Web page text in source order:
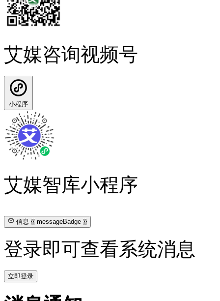
艾媒咨询视频号
小程序
艾媒智库小程序
信息{{ messageBadge }}
登录即可查看系统消息
立即登录